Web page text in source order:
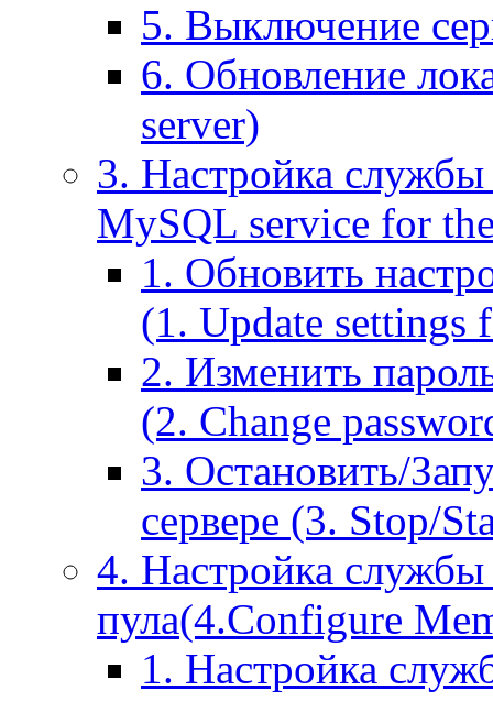
5. Выключение
6. Обновление
server)
3. Настройка
MySQL service for
1. Обновить
(1. Update settings
2. Изменить
(2. Change
3. Остановить/
сервере (3. Stop/
4. Настройка
пула(4.Configure
1. Настройка